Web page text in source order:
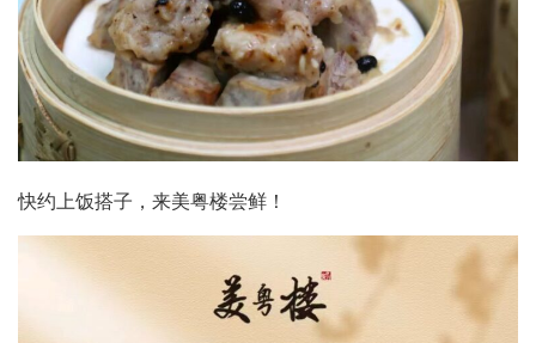
快约上饭搭子，来美粤楼尝鲜！